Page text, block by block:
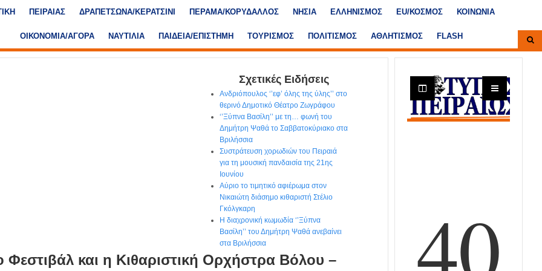
ΠΕΙΡΑΙΑΣ ΔΡΑΠΕΤΣΩΝΑ/ΚΕΡΑΤΣΙΝΙ ΠΕΡΑΜΑ/ΚΟΡΥΔΑΛΛΟΣ ΝΗΣΙΑ ΕΛΛΗΝΙΣΜΟΣ ΕU/ΚΟΣΜΟΣ ΚΟΙΝΩΝΙΑ
ΟΙΚΟΝΟΜΙΑ/ΑΓΟΡΑ ΝΑΥΤΙΛΙΑ ΠΑΙΔΕΙΑ/ΕΠΙΣΤΗΜΗ ΤΟΥΡΙΣΜΟΣ ΠΟΛΙΤΙΣΜΟΣ ΑΘΛΗΤΙΣΜΟΣ FLASH
Σχετικές Ειδήσεις
Ανδριόπουλος ‘’εφ’ όλης της ύλης’’ στο
θερινό Δημοτικό Θέατρο Ζωγράφου
‘’Ξύπνα Βασίλη’’ με τη… φωνή του
Δημήτρη Ψαθά το Σαββατοκύριακο στα
Βριλήσσια
Συστράτευση χορωδιών του Πειραιά
για τη μουσική πανδαισία της 21ης
Ιουνίου
Αύριο το τιμητικό αφιέρωμα στον
Νικαιώτη διάσημο κιθαριστή Στέλιο
Γκόλγκαρη
Η διαχρονική κωμωδία ‘’Ξύπνα
Βασίλη’’ του Δημήτρη Ψαθά ανεβαίνει
στα Βριλήσσια
Φεστιβάλ και η Κιθαριστική Ορχήστρα Βόλου –